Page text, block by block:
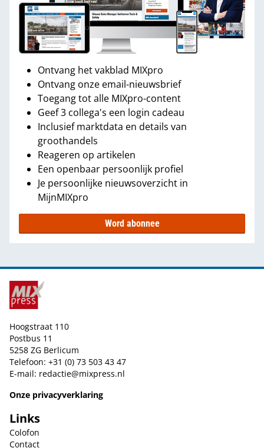
Ontvang het vakblad MIXpro
Ontvang onze email-nieuwsbrief
Toegang tot alle MIXpro-content
Geef 3 collega's een login cadeau
Inclusief marktdata en details van
groothandels
Reageren op artikelen
Een openbaar persoonlijk profiel
Je persoonlijke nieuwsoverzicht in
MijnMIXpro
Word abonnee
Hoogstraat 110
Postbus 11
5258 ZG Berlicum
Telefoon: +31 (0) 73 503 43 47
E-mail: redactie@mixpress.nl
Onze privacyverklaring
Links
Colofon
Contact